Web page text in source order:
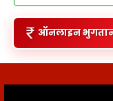
ऑनलाइन